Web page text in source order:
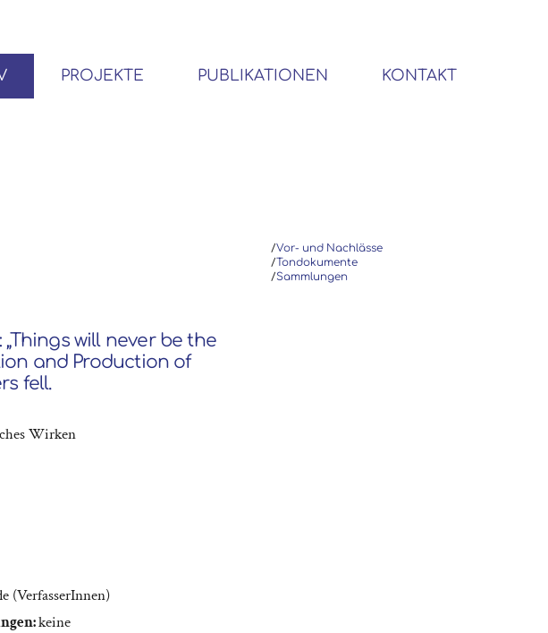
PROJEKTE PUBLIKATIONEN KONTAKT
/Vor- und Nachlässe
/Tondokumente
/Sammlungen
„Things will never be the
and Production of
fell.
Wirken
(VerfasserInnen)
keine